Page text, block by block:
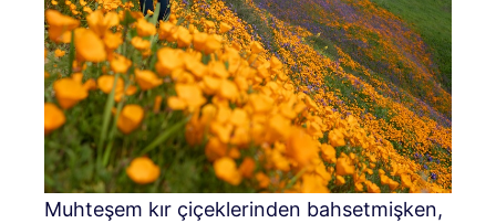
Muhteşem kır çiçeklerinden bahsetmişken,